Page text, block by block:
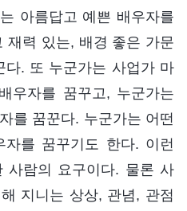
아름답고 예쁜 배우자를
재력 있는, 배경 좋은 가문
. 또 누군가는 사업가 마
우자를 꿈꾸고, 누군가는
를 꿈꾼다. 누군가는 어떤
를 꿈꾸기도 한다. 이런
사람의 요구이다. 물론 사
지니는 상상, 관념, 관점